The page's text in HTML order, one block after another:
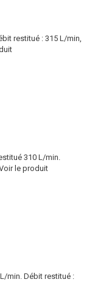
restitué : 315 L/min,
310 L/min.
le produit
min. Débit restitué :